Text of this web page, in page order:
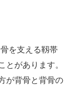
を支える靱帯
があります。
が背骨と背骨の